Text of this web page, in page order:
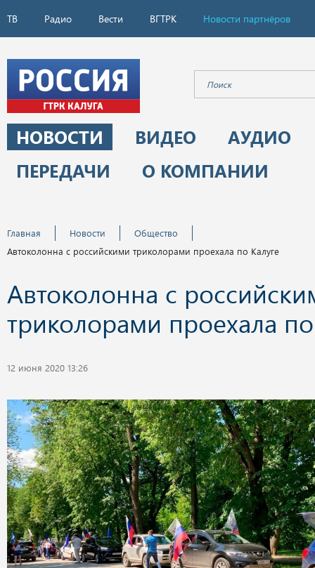
ТВ Радио Вести ВГТРК Новости партнёров
НОВОСТИ ВИДЕО
АУДИО
ПЕРЕДАЧИ
О КОМПАНИИ
Главная Новости
Общество
Автоколонна с российскими триколорами проехала по Калуге
Автоколонна с
триколорами проехала
12 июня 2020 13:26